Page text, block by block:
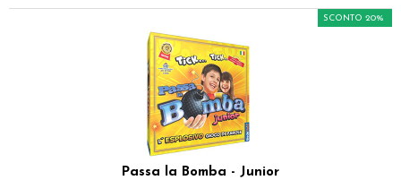
Passa la Bomba - Junior
SCONTO 20%